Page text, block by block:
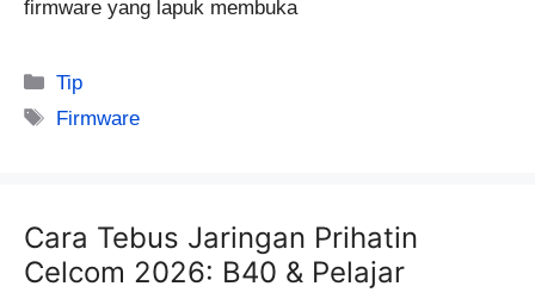
firmware yang lapuk membuka
Categories
Tip
Tags
Firmware
Cara Tebus Jaringan Prihatin
Celcom 2026: B40 & Pelajar